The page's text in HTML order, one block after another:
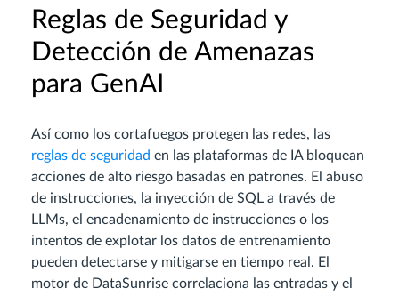
Reglas de Seguridad y
Detección de Amenazas
para GenAI
Así como los cortafuegos protegen las redes, las
reglas de seguridad en las plataformas de IA bloquean
acciones de alto riesgo basadas en patrones. El abuso
de instrucciones, la inyección de SQL a través de
LLMs, el encadenamiento de instrucciones o los
intentos de explotar los datos de entrenamiento
pueden detectarse y mitigarse en tiempo real. El
motor de DataSunrise correlaciona las entradas y el